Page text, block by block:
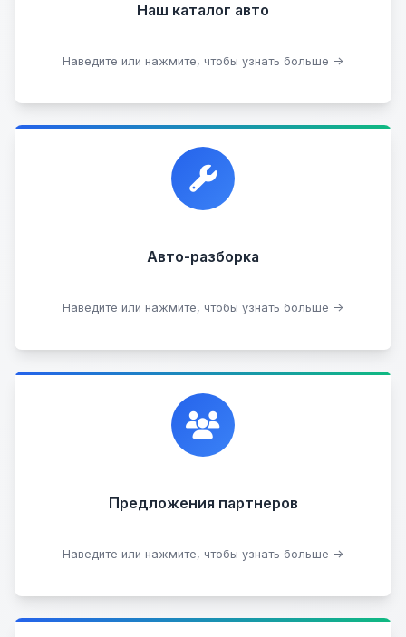
Наш каталог авто
Наведите или нажмите, чтобы узнать больше →
Посмотреть каталог
Авто-разборка
Наведите или нажмите, чтобы узнать больше →
Прием автомобилей для разборки на запчасти в
любом состоянии.
Сдать на разборку
Предложения партнеров
Наведите или нажмите, чтобы узнать больше →
Сотрудничаем с лучшими организациями. Если у
вас есть интересные идеи, мы всегда открыты к
сотрудничеству.
Стать партнером